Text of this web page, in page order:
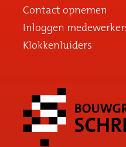
Contact opnemen
Inloggen
Klokkenluiders